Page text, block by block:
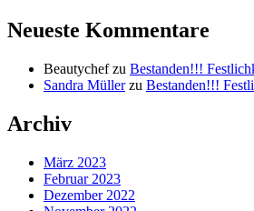
Neueste Kommentare
Beautychefzu Bestanden!!!
Sandra Müllerzu Bestanden!!!
Archiv
März 2023
Februar 2023
Dezember 2022